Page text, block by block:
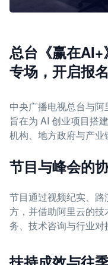
总台《赢在
专场，开启报
中央广播电视总台与
旨在为 AI 创业项目搭
机构、地方政府与产业
节目与峰会的
节目通过视频纪实、
方，并借助阿里云的
务、技术咨询与行业对